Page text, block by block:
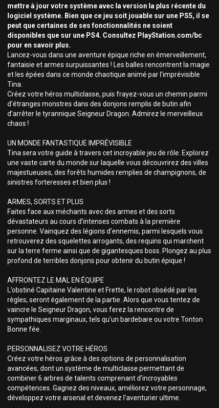
mettre à jour votre système avec la version la plus récente du
logiciel système. Bien que ce jeu soit jouable sur une PS5, il se
peut que certaines de ses fonctionnalités ne soient
disponibles que sur une PS4. Consultez PlayStation.com/bc
pour en savoir plus.
Lancez-vous dans une aventure épique riche en émerveillement,
fantaisie et armes surpuissantes ! Les balles rencontrent la magie
et les épées dans ce monde chaotique animé par l’imprévisible
Tina.
Créez votre héros multiclasse, puis frayez-vous un chemin parmi
d’étranges monstres dans des donjons remplis de butin afin
d’arrêter le tyrannique Seigneur Dragon. Admirez le merveilleux
chaos !
UN MONDE FANTASTIQUE IMPRÉVISIBLE
Tina sera votre guide à travers cet incroyable jeu de rôle. Explorez
une vaste carte du monde sur laquelle vous découvrirez des villes
majestueuses, des forêts humides remplies de champignons, de
sinistres forteresses et bien plus !
ARMES, SORTS ET PLUS
Faites face aux méchants avec des armes et des sorts
dévastateurs au cours d’intenses combats à la première
personne. Vainquez des légions d’ennemis, parmi lesquels vous
retrouverez des squelettes arrogants, des requins qui marchent
sur la terre ferme ainsi que de gigantesques boss. Plongez au plus
profond de terribles donjons pour obtenir du butin épique !
AFFRONTEZ LE MAL EN ÉQUIPE
L’obstiné Capitaine Valentine et Frette, le robot obsédé par les
règles, seront également de la partie. Alors que vous tentez de
vaincre le Seigneur Dragon, vous ferez la rencontre de
sympathiques marginaux, tels qu’un bardebare ou votre Tonton
Bonne fée.
PERSONNALISEZ VOTRE HÉROS
Créez votre héros grâce à des options de personnalisation
avancées, dont un système de multiclasse permettant de
combiner 6 arbres de talents comprenant d’incroyables
compétences. Gagnez des niveaux, améliorez votre personnage,
développez votre arsenal et devenez l’aventurier ultime.